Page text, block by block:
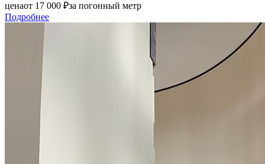
ценаот 17 000 ₽за погонный метр
Подробнее